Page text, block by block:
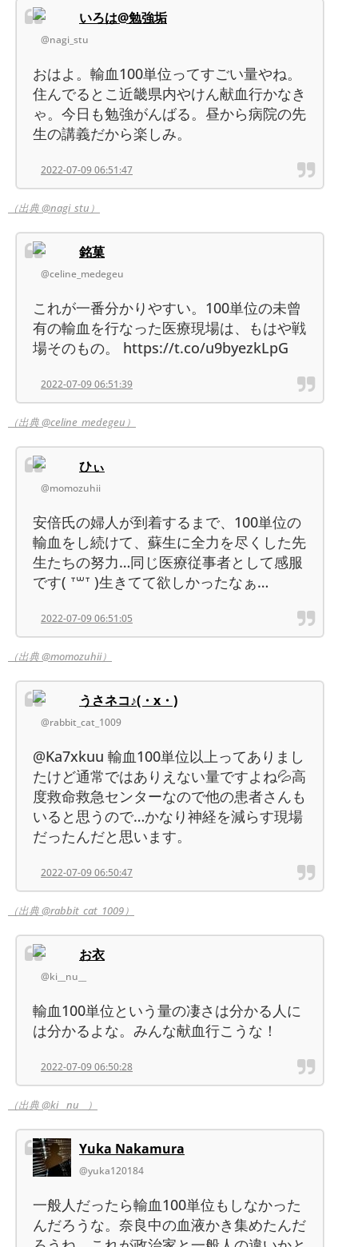
いろは@勉強垢
@nagi_stu
おはよ。輸血100単位ってすごい量やね。
住んでるとこ近畿県内やけん献血行かなき
ゃ。今日も勉強がんばる。昼から病院の先
生の講義だから楽しみ。
2022-07-09 06:51:47
（出典 @nagi_stu）
銘菓
@celine_medegeu
これが一番分かりやすい。100単位の未曾
有の輸血を行なった医療現場は、もはや戦
場そのもの。 https://t.co/u9byezkLpG
2022-07-09 06:51:39
（出典 @celine_medegeu）
ひぃ
@momozuhii
安倍氏の婦人が到着するまで、100単位の
輸血をし続けて、蘇生に全力を尽くした先
生たちの努力…同じ医療従事者として感服
です( ᐪ꒳ᐪ )生きてて欲しかったなぁ…
2022-07-09 06:51:05
（出典 @momozuhii）
うさネコ♪(・x・)
@rabbit_cat_1009
@Ka7xkuu 輸血100単位以上ってありまし
たけど通常ではありえない量ですよね💦高
度救命救急センターなので他の患者さんも
いると思うので…かなり神経を減らす現場
だったんだと思います。
2022-07-09 06:50:47
（出典 @rabbit_cat_1009）
お衣
@ki__nu__
輸血100単位という量の凄さは分かる人に
は分かるよな。みんな献血行こうな！
2022-07-09 06:50:28
（出典 @ki__nu__）
Yuka Nakamura
@yuka120184
一般人だったら輸血100単位もしなかった
んだろうな。奈良中の血液かき集めたんだ